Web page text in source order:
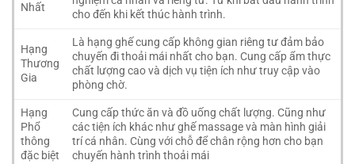
Nhất
cho đến khi kết thúc hành trình.
Hạng
Thương
Gia
Là hạng ghế cung cấp không gian riêng tư đảm bảo
chuyến đi thoải mái nhất cho bạn. Cung cấp ẩm thực
chất lượng cao và dịch vụ tiện ích như truy cập vào
phòng chờ.
Hạng
Phổ
thông
đặc biệt
Cung cấp thức ăn và đồ uống chất lượng. Cũng như
các tiện ích khác như ghế massage và màn hình giải
trí cá nhân. Cùng với chỗ để chân rộng hơn cho bạn
chuyến hành trình thoải mái